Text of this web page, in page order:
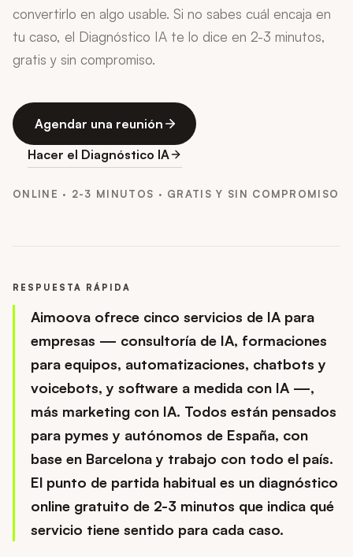
convertirlo en algo usable. Si no sabes cuál encaja en
tu caso, el Diagnóstico IA te lo dice en 2-3 minutos,
gratis y sin compromiso.
Agendar una reunión
Hacer el Diagnóstico IA
ONLINE · 2-3 MINUTOS · GRATIS Y SIN COMPROMISO
RESPUESTA RÁPIDA
Aimoova ofrece cinco servicios de IA para
empresas — consultoría de IA, formaciones
para equipos, automatizaciones, chatbots y
voicebots, y software a medida con IA —,
más marketing con IA. Todos están pensados
para pymes y autónomos de España, con
base en Barcelona y trabajo con todo el país.
El punto de partida habitual es un diagnóstico
online gratuito de 2-3 minutos que indica qué
servicio tiene sentido para cada caso.